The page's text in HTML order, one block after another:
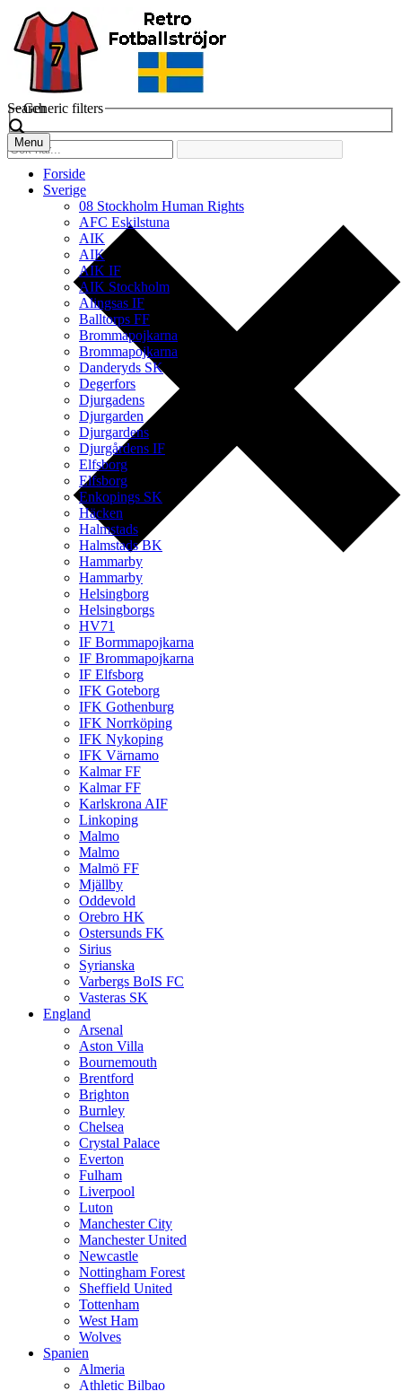
Search
Generic filters
Menu
Forside
Sverige
08 Stockholm Human Rights
AFC Eskilstuna
AIK
AIK
AIK IF
AIK Stockholm
Alingsas IF
Balltorps FF
Brommapojkarna
Brommapojkarna
Danderyds SK
Degerfors
Djurgadens
Djurgarden
Djurgardens
Djurgårdens IF
Elfsborg
Elfsborg
Enkopings SK
Häcken
Halmstads
Halmstads BK
Hammarby
Hammarby
Helsingborg
Helsingborgs
HV71
IF Bormmapojkarna
IF Brommapojkarna
IF Elfsborg
IFK Goteborg
IFK Gothenburg
IFK Norrköping
IFK Nykoping
IFK Värnamo
Kalmar FF
Kalmar FF
Karlskrona AIF
Linkoping
Malmo
Malmo
Malmö FF
Mjällby
Oddevold
Orebro HK
Ostersunds FK
Sirius
Syrianska
Varbergs BoIS FC
Vasteras SK
England
Arsenal
Aston Villa
Bournemouth
Brentford
Brighton
Burnley
Chelsea
Crystal Palace
Everton
Fulham
Liverpool
Luton
Manchester City
Manchester United
Newcastle
Nottingham Forest
Sheffield United
Tottenham
West Ham
Wolves
Spanien
Almeria
Athletic Bilbao